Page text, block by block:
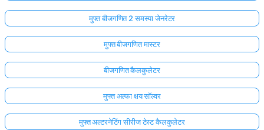
मुफ्त बीजगणित 2 समस्या जेनरेटर
मुफ्त बीजगणित मास्टर
बीजगणित कैलकुलेटर
मुफ्त अल्फा क्षय सॉल्वर
मुफ्त अल्टरनेटिंग सीरीज टेस्ट कैलकुलेटर